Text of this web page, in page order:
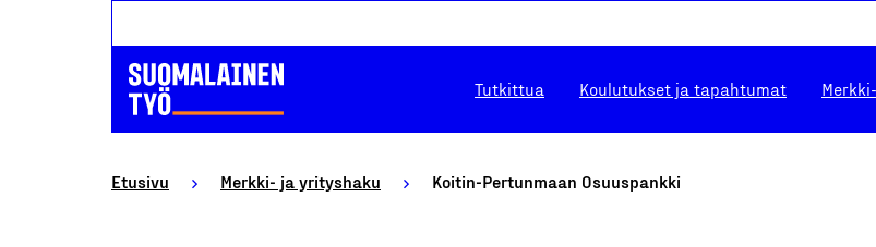
Tutkittua Koulutukset ja tapahtumat
Etusivu Merkki- ja yrityshaku Koitin-Pertunmaan Osuuspankki